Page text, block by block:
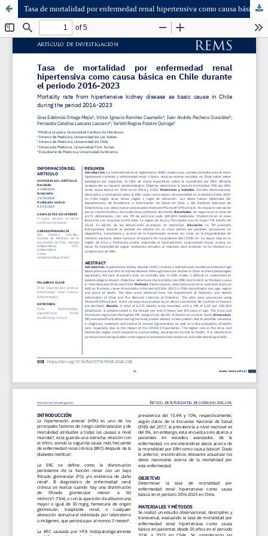
Tasa de mortalidad por enfermedad renal hipertensiva como causa básica en Chile durante el periodo 2016-2023